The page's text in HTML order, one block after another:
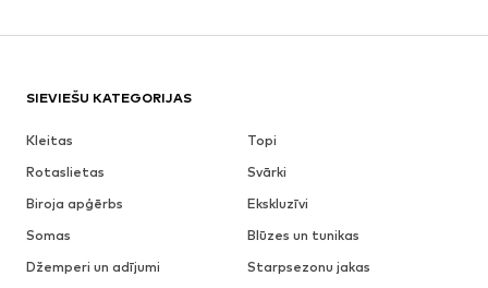
SIEVIEŠU KATEGORIJAS
Kleitas
Topi
Rotaslietas
Svārki
Biroja apģērbs
Ekskluzīvi
Somas
Blūzes un tunikas
Džemperi un adījumi
Starpsezonu jakas